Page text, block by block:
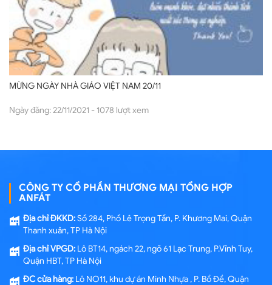
MỪNG NGÀY NHÀ GIÁO VIỆT NAM 20/11
Ngày đăng: 22/11/2021 - 1078 lượt xem
CÔNG TY CỔ PHẦN THƯƠNG MẠI TỔNG HỢP
ANFÁT
Địa chỉ ĐKKD:Số 284, Phố Lê Trọng Tấn, P. Khương Mai, Quận
Thanh xuân, TP Hà Nội
Địa chỉ VPGD: Lô BT14, ngách 22, ngõ 61 Lạc Trung, P.Vĩnh Tuy,
Quận HBT, TP Hà Nội
ĐC cửa hàng: Lô NO11, khu dự án Minh Nhựa , P. Bồ Đề, Quận